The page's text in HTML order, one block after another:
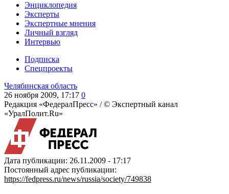
Энциклопедия
Эксперты
Экспертные мнения
Личный взгляд
Интервью
Подписка
Спецпроекты
Челябинская область
26 ноября 2009, 17:17 0
Редакция «ФедералПресс» /© Экспертный канал
«УралПолит.Ru»
Дата публикации: 26.11.2009 - 17:17
Постоянный адрес публикации:
https://fedpress.ru/news/russia/society/749838